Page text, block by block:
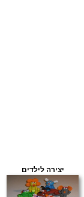
יצירה לילדים